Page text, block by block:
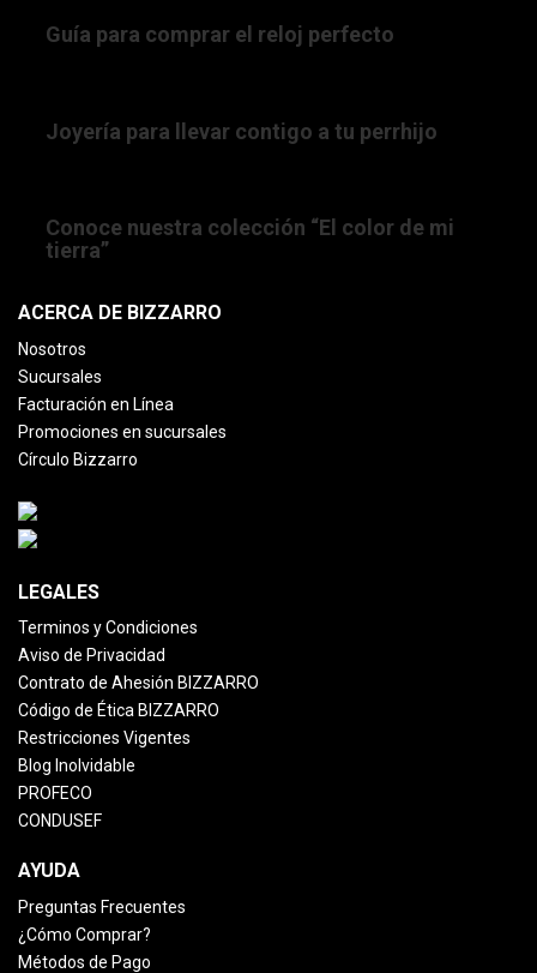
Guía para comprar el reloj perfecto
Joyería para llevar contigo a tu perrhijo
Conoce nuestra colección “El color de mi
tierra”
ACERCA DE BIZZARRO
Nosotros
Sucursales
Facturación en Línea
Promociones en sucursales
Círculo Bizzarro
LEGALES
Terminos y Condiciones
Aviso de Privacidad
Contrato de Ahesión BIZZARRO
Código de Ética BIZZARRO
Restricciones Vigentes
Blog Inolvidable
PROFECO
CONDUSEF
AYUDA
Preguntas Frecuentes
¿Cómo Comprar?
Métodos de Pago